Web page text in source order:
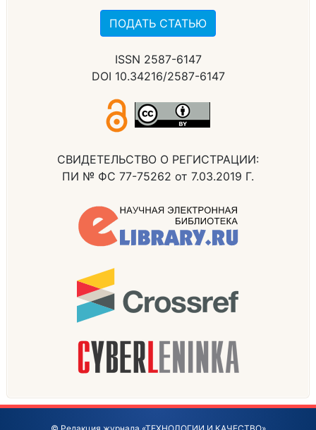
ПОДАТЬ СТАТЬЮ
ISSN 2587-6147
DOI 10.34216/2587-6147
СВИДЕТЕЛЬСТВО О РЕГИСТРАЦИИ:
ПИ № ФС 77-75262 от 7.03.2019 Г.